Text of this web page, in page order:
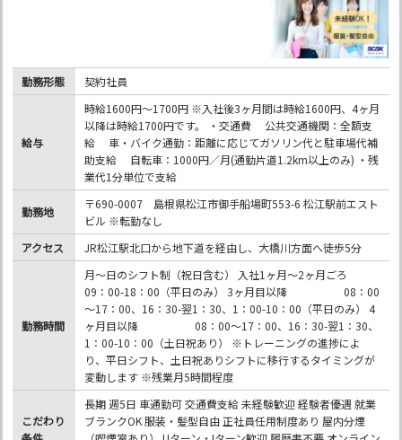
勤務形態 契約社員
給与
時給1600円～1700円 ※入社後3ヶ月間は時給1600円、4ヶ月
以降は時給1700円です。 ・交通費 公共交通機関：全額支
給 車・バイク通勤：距離に応じてガソリン代と駐車場代補
助支給 自転車：1000円／月(通勤片道1.2km以上のみ) ・残
業代1分単位で支給
勤務地
〒690-0007 島根県松江市御手船場町553-6 松江駅前エスト
ビル ※転勤なし
アクセス
JR松江駅北口から地下道を経由し、大橋川方面へ徒歩5分
勤務時間
月～日のシフト制（祝日含む） 入社1ヶ月～2ヶ月ごろ
09：00-18：00（平日のみ） 3ヶ月目以降 08：00
～17：00、16：30-翌1：30、1：00-10：00（平日のみ） 4
ヶ月目以降 08：00～17：00、16：30-翌1：30、
1：00-10：00（土日祝あり） ※トレーニングの進捗によ
り、平日シフト、土日祝ありシフトに移行するタイミングが
変動します ※残業月5時間程度
こだわり
長期 週5日 車通勤可 交通費支給 未経験歓迎 経験者優遇 就業
ブランクOK 服装・髪型自由 正社員任用制度あり 屋内分煙